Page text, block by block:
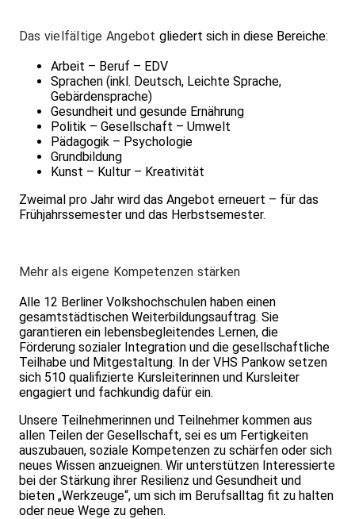
Das vielfältige Angebot gliedert sich in diese Bereiche:
Arbeit – Beruf – EDV
Sprachen (inkl. Deutsch, Leichte Sprache,
Gebärdensprache)
Gesundheit und gesunde Ernährung
Politik – Gesellschaft – Umwelt
Pädagogik – Psychologie
Grundbildung
Kunst – Kultur – Kreativität
Zweimal pro Jahr wird das Angebot erneuert – für das
Frühjahrssemester und das Herbstsemester.
Mehr als eigene Kompetenzen stärken
Alle 12 Berliner Volkshochschulen haben einen
gesamtstädtischen Weiterbildungsauftrag. Sie
garantieren ein lebensbegleitendes Lernen, die
Förderung sozialer Integration und die gesellschaftliche
Teilhabe und Mitgestaltung. In der VHS Pankow setzen
sich 510 qualifizierte Kursleiterinnen und Kursleiter
engagiert und fachkundig dafür ein.
Unsere Teilnehmerinnen und Teilnehmer kommen aus
allen Teilen der Gesellschaft, sei es um Fertigkeiten
auszubauen, soziale Kompetenzen zu schärfen oder sich
neues Wissen anzueignen. Wir unterstützen Interessierte
bei der Stärkung ihrer Resilienz und Gesundheit und
bieten „Werkzeuge“, um sich im Berufsalltag fit zu halten
oder neue Wege zu gehen.